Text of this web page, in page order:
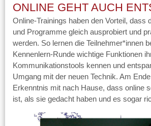
ONLINE GEHT AUCH
Online-Trainings haben den Vorteil, dass
und Programme gleich ausprobiert und
werden. So lernen die Teilnehmer*innen
Kennenlern-Runde wichtige Funktionen
Kommunikationstools kennen und
Umgang mit der neuen Technik. Am
Erkenntnis mit nach Hause, dass online
ist, als sie gedacht haben und es sogar